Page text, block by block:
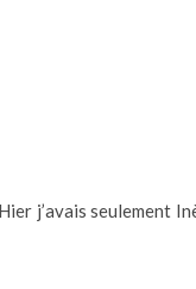
j’avais seulement